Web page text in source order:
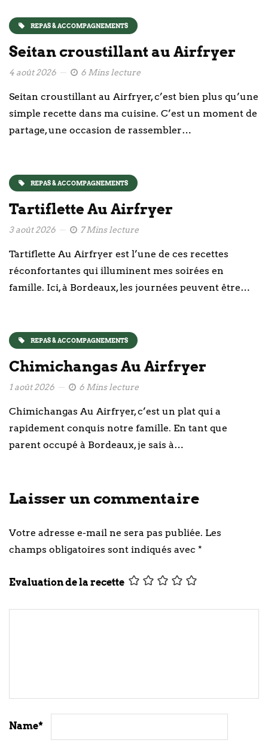
REPAS & ACCOMPAGNEMENTS
Seitan croustillant au Airfryer
4 août 2026 6 Mins lecture
Seitan croustillant au Airfryer, c’est bien plus qu’une
simple recette dans ma cuisine. C’est un moment de
partage, une occasion de rassembler…
REPAS & ACCOMPAGNEMENTS
Tartiflette Au Airfryer
3 août 2026 7 Mins lecture
Tartiflette Au Airfryer est l’une de ces recettes
réconfortantes qui illuminent mes soirées en
famille. Ici, à Bordeaux, les journées peuvent être…
REPAS & ACCOMPAGNEMENTS
Chimichangas Au Airfryer
1 août 2026 6 Mins lecture
Chimichangas Au Airfryer, c’est un plat qui a
rapidement conquis notre famille. En tant que
parent occupé à Bordeaux, je sais à…
Laisser un commentaire
Votre adresse e-mail ne sera pas publiée. Les
champs obligatoires sont indiqués avec *
Evaluation de la recette
Name*